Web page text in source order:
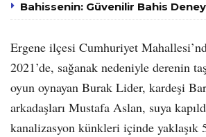
Bahissenin: Güvenilir Bahis
Ergene ilçesi Cumhuriyet
2021’de, sağanak nedeniyle derenin
oyun oynayan Burak Lider, kardeşi
arkadaşları Mustafa Aslan, suya
kanalizasyon künkleri içinde yaklaşık